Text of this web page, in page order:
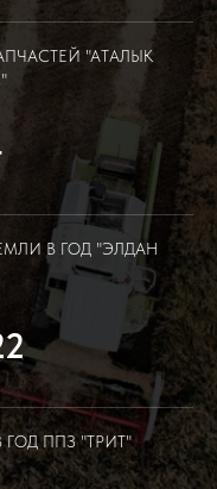
"АТАЛЫК
В ГОД "ЭЛДАН
ППЗ "ТРИТ"